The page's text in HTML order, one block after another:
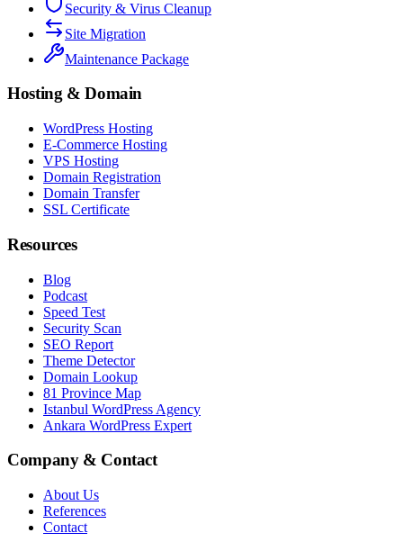
Security & Virus Cleanup
Site Migration
Maintenance Package
Hosting & Domain
WordPress Hosting
E-Commerce Hosting
VPS Hosting
Domain Registration
Domain Transfer
SSL Certificate
Resources
Blog
Podcast
Speed Test
Security Scan
SEO Report
Theme Detector
Domain Lookup
81 Province Map
Istanbul WordPress Agency
Ankara WordPress Expert
Company & Contact
About Us
References
Contact